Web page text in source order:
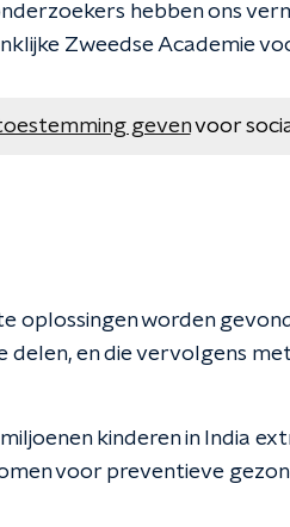
hebben ons
Zweedse Academie
gevenvoor
oplossingen worden
en die vervolgens
kinderen in India
voor preventieve